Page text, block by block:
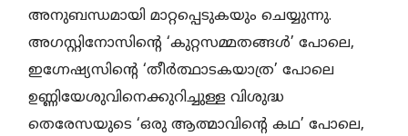
അനുബന്ധമായി മാറ്റപ്പെടുകയും ചെയ്യുന്നു.
അഗസ്റ്റിനോസിന്റെ ‘കുറ്റസമ്മതങ്ങള്‍’ പോലെ,
ഇഗ്നേഷ്യസിന്റെ ‘തീര്‍ത്ഥാടകയാത്ര’ പോലെ
ഉണ്ണിയേശുവിനെക്കുറിച്ചുള്ള വിശുദ്ധ
തെരേസയുടെ ‘ഒരു ആത്മാവിന്റെ കഥ’ പോലെ,